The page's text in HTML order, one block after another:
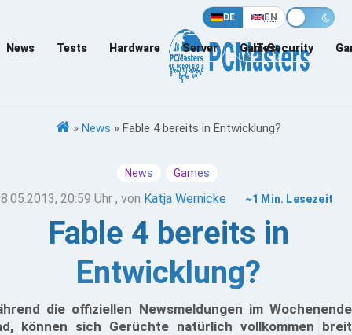
DE EN
News Tests Hardware Server Games
IT-Security
» News » Fable 4 bereits in Entwicklung?
News Games
20:59 Uhr , von Katja Wernicke ~1 Min. Lesezeit
Fable 4 bereits in
Entwicklung?
die offiziellen Newsmeldungen im Wochenende
können sich Gerüchte natürlich vollkommen breit